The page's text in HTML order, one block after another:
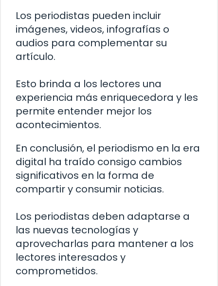
Los periodistas pueden incluir
imágenes, videos, infografías o
audios para complementar su
artículo.
Esto brinda a los lectores una
experiencia más enriquecedora y les
permite entender mejor los
acontecimientos.
En conclusión, el periodismo en la era
digital ha traído consigo cambios
significativos en la forma de
compartir y consumir noticias.
Los periodistas deben adaptarse a
las nuevas tecnologías y
aprovecharlas para mantener a los
lectores interesados y
comprometidos.